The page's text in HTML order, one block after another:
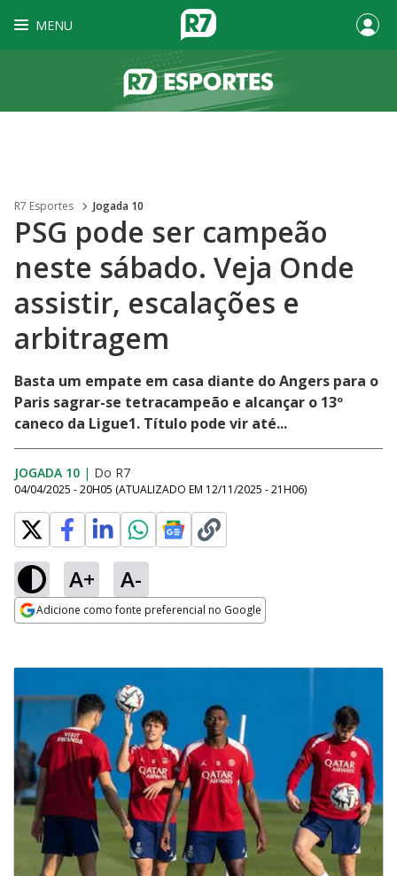
MENU
R7 Esportes Jogada 10
PSG pode ser campeão
neste sábado. Veja Onde
assistir, escalações e
arbitragem
Basta um empate em casa diante do Angers para o
Paris sagrar-se tetracampeão e alcançar o 13º
caneco da Ligue1. Título pode vir até...
JOGADA 10 | Do R7
04/04/2025 - 20H05 (ATUALIZADO EM 12/11/2025 - 21H06)
A+ A-
Adicione como fonte preferencial no Google